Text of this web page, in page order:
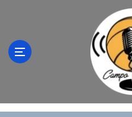
l
Campo